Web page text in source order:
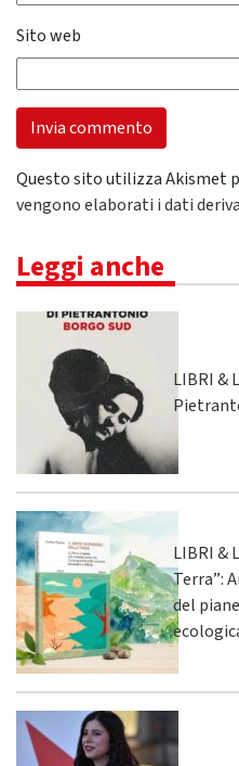
Sito web
Questo sito utilizza Akismet
vengono elaborati i dati
Leggi anche
LIBRI &
LIBRI &
Terra”:
del